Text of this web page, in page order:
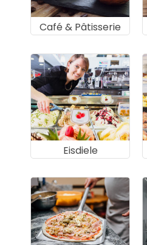
Café & Pâtisserie
Eisdiele